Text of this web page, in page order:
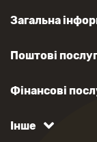
Загальна
Поштові
Фінансові
Інше